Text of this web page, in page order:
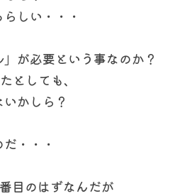
しい・・・
が必要という事なのか？
としても、
かしら？
・・・
目のはずなんだが